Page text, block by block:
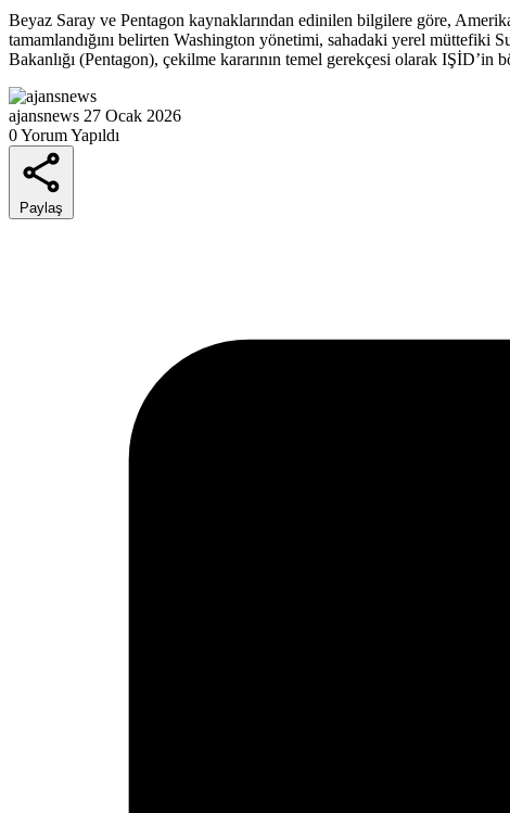
Beyaz Saray ve Pentagon kaynaklarından edinilen bilgilere göre,
tamamlandığını belirten Washington yönetimi, sahadaki yerel
Bakanlığı (Pentagon), çekilme kararının temel gerekçesi olarak IŞİD’in
ajansnews 27 Ocak 2026
0 Yorum Yapıldı
Paylaş